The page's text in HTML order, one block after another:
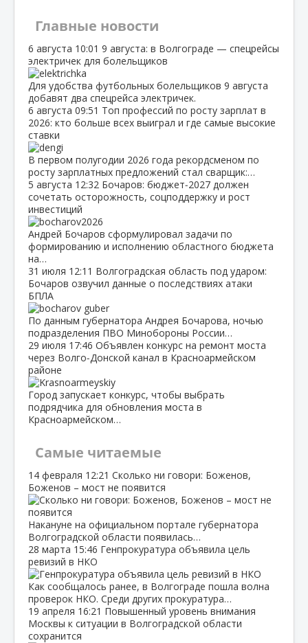
Главные новости
6 августа 10:01 9 августа: в Волгограде — спецрейсы
электричек для болельщиков
Для удобства футбольных болельщиков 9 августа
добавят два спецрейса электричек.
6 августа 09:51 Топ профессий по росту зарплат в
2026: кто больше всех выиграл и где самые высокие
ставки
В первом полугодии 2026 года рекордсменом по
росту зарплатных предложений стал сварщик:…
5 августа 12:32 Бочаров: бюджет‑2027 должен
сочетать осторожность, соцподдержку и рост
инвестиций
Андрей Бочаров сформулировал задачи по
формированию и исполнению областного бюджета
на…
31 июля 12:11 Волгоградская область под ударом:
Бочаров озвучил данные о последствиях атаки
БПЛА
По данным губернатора Андрея Бочарова, ночью
подразделения ПВО Минобороны России…
29 июля 17:46 Объявлен конкурс на ремонт моста
через Волго‑Донской канал в Красноармейском
районе
Город запускает конкурс, чтобы выбрать
подрядчика для обновления моста в
Красноармейском…
Самые читаемые
14 февраля 12:21 Сколько ни говори: Боженов,
Боженов – мост не появится
Накануне на официальном портале губернатора
Волгоградской области появилась…
28 марта 15:46 Генпрокуратура объявила цель
ревизий в НКО
Как сообщалось ранее, в Волгограде пошла волна
проверок НКО. Среди других прокуратура…
19 апреля 16:21 Повышенный уровень внимания
Москвы к ситуации в Волгоградской области
сохранится